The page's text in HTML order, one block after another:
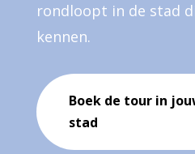
rondloopt in de stad
kennen.
Boek de tour in
stad